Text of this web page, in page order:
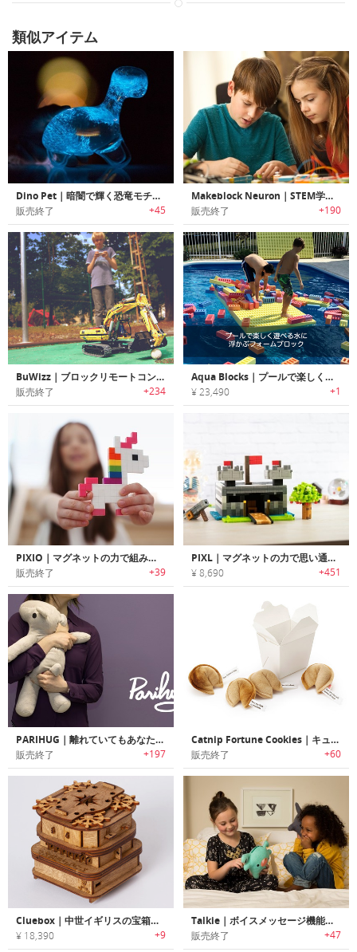
類似アイテム
Dino Pet｜暗闇で輝く恐竜モチーフデザインディスプレイ「ディノペット」
販売終了 +45
Makeblock Neuron｜STEM学習に役立つプログラム可能なブロックビルディングプラットフォームキット「メイクブロックニューロン」
販売終了 +190
BuWizz｜ブロックリモートコントロール「ブーウィズ」
販売終了 +234
Aqua Blocks｜プールで楽しく遊べる水に浮かぶフォームブロック「アクアブロック」
¥ 23,490 +1
PIXIO｜マグネットの力で組み立てるピクセルアートブロック「ピクシオ」
販売終了 +39
PIXL｜マグネットの力で思い通りに組み立て可能なアートブロック「ピクセル」
¥ 8,690 +451
PARIHUG｜離れていてもあなたのハグを届けられるぬいぐるみ型コミュニケーションデバイス「パリハグ」
販売終了 +197
Catnip Fortune Cookies｜キュートなハンドメイド製フォーチューンクッキーデザイン猫じゃらし
販売終了 +60
Cluebox｜中世イギリスの宝箱モチーフの難解パズルボックス「クルーボックス」
¥ 18,390 +9
Talkie｜ボイスメッセージ機能搭載ぬいぐるみ「トーキー」
販売終了 +47